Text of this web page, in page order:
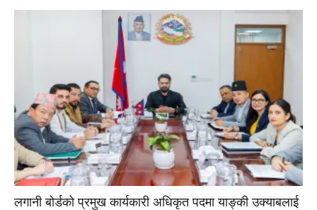
लगानी बोर्डको प्रमुख कार्यकारी अधिकृत पदमा याङ्की उक्याबलाई